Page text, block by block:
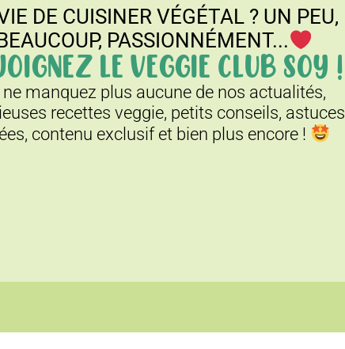
DE CUISINER VÉGÉTAL ? UN PEU,
PASSIONNÉMENT...
LE VEGGIE CLUB SOY !
ne manquez plus aucune de nos actualités,
recettes veggie, petits conseils, astuces
contenu exclusif et bien plus encore !